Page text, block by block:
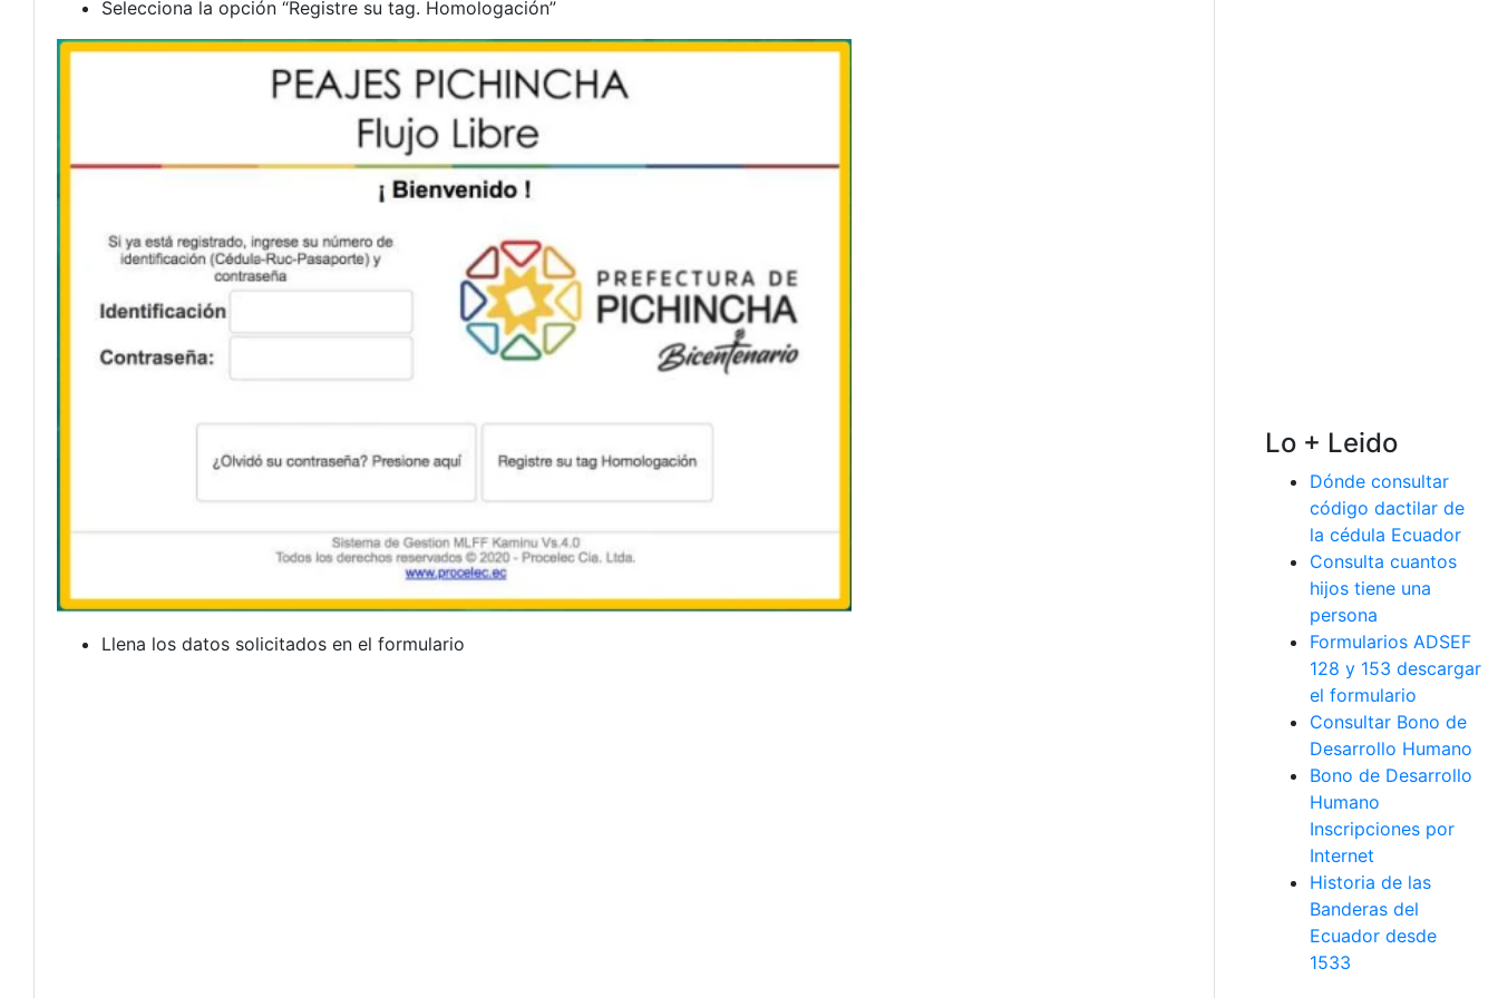
Selecciona la opción “Registre su tag. Homologación”
Llena los datos solicitados en el formulario
Lo + Leido
Dónde consultar
código dactilar de
la cédula Ecuador
Consulta cuantos
hijos tiene una
persona
Formularios ADSEF
128 y 153 descargar
el formulario
Consultar Bono de
Desarrollo Humano
Bono de Desarrollo
Humano
Inscripciones por
Internet
Historia de las
Banderas del
Ecuador desde
1533